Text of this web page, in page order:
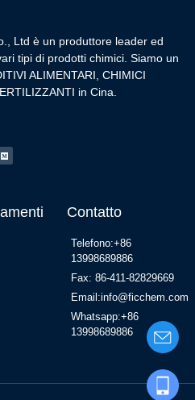
Ltd è un produttore leader ed
tipi di prodotti chimici. Siamo un
ALIMENTARI, CHIMICI
in Cina.
Contatto
Telefono:+86
13998689886
Fax: 86-411-82829669
Email:info@ficchem.com
Whatsapp:+86
13998689886